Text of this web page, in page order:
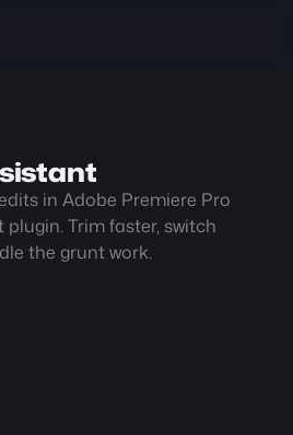
in Adobe Premiere Pro
plugin. Trim faster, switch
the grunt work.